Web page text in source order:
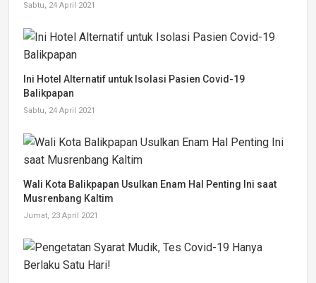
Sabtu, 24 April 2021
Ini Hotel Alternatif untuk Isolasi Pasien Covid-19
Balikpapan
Sabtu, 24 April 2021
Wali Kota Balikpapan Usulkan Enam Hal Penting Ini saat
Musrenbang Kaltim
Jumat, 23 April 2021